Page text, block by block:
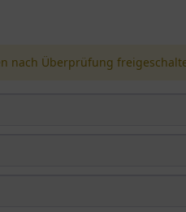
nach Überprüfung